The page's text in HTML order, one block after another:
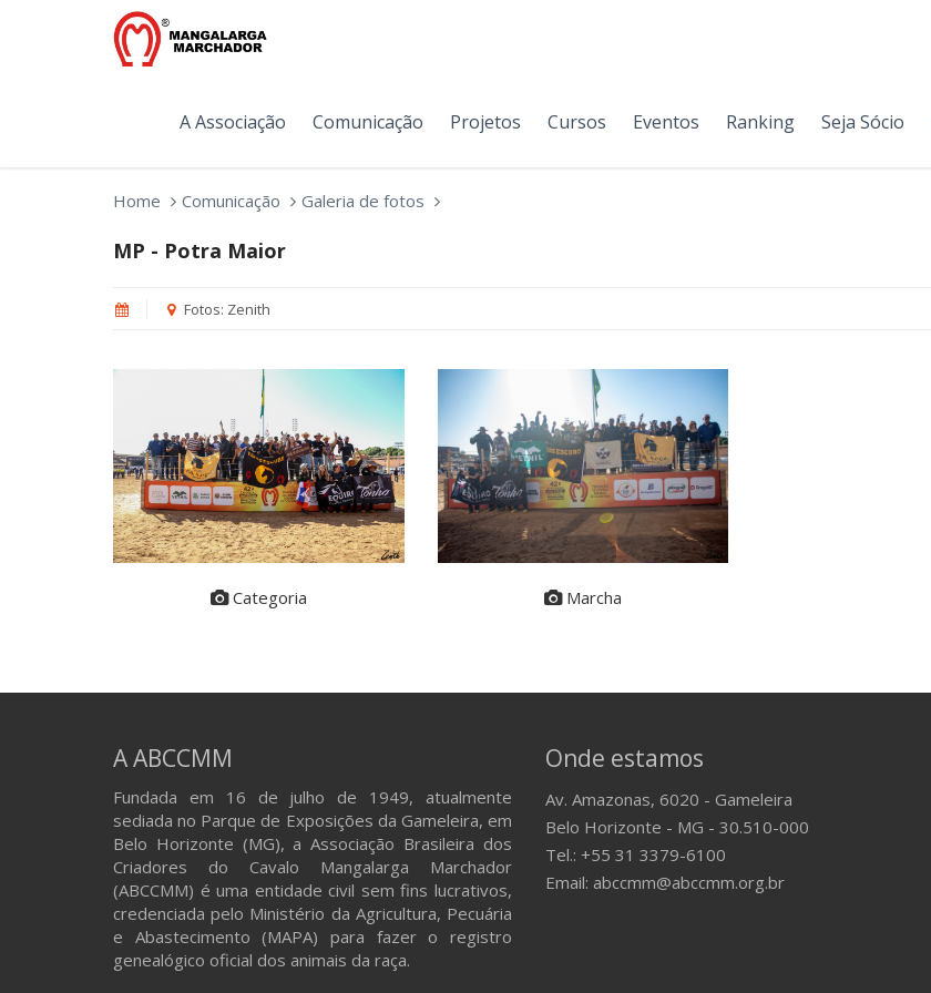
A Associação Comunicação Projetos Cursos Eventos Ranking Seja Sócio
Home Comunicação Galeria de fotos
MP - Potra Maior
Fotos: Zenith
Categoria Marcha
A ABCCMM
Fundada em 16 de julho de 1949, atualmente
sediada no Parque de Exposições da Gameleira, em
Belo Horizonte (MG), a Associação Brasileira dos
Criadores do Cavalo Mangalarga Marchador
(ABCCMM) é uma entidade civil sem fins lucrativos,
credenciada pelo Ministério da Agricultura, Pecuária
e Abastecimento (MAPA) para fazer o registro
genealógico oficial dos animais da raça.
Onde estamos
Av. Amazonas, 6020 - Gameleira
Belo Horizonte - MG - 30.510-000
Tel.: +55 31 3379-6100
Email: abccmm@abccmm.org.br